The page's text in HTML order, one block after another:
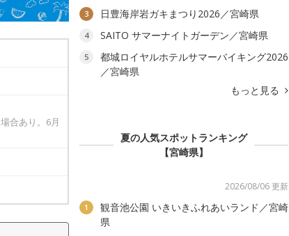
合あり。6月
3 日豊海岸岩ガキまつり2026／宮崎県
4 SAITO サマーナイトガーデン／宮崎県
5
都城ロイヤルホテルサマーバイキング2026
／宮崎県
もっと見る
夏の人気スポットランキング
【宮崎県】
2026/08/06 更新
1
観音池公園 いきいきふれあいランド／宮崎
県